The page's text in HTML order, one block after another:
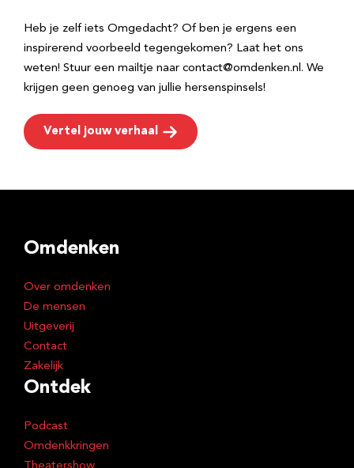
Heb je zelf iets Omgedacht? Of ben je ergens een
inspirerend voorbeeld tegengekomen? Laat het ons
weten! Stuur een mailtje naar contact@omdenken.nl. We
krijgen geen genoeg van jullie hersenspinsels!
Vertel jouw verhaal
Omdenken
Over omdenken
De mensen
Uitgeverij
Contact
Zakelijk
Ontdek
Podcast
Omdenkkringen